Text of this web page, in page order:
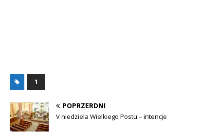
1
POPRZERDNI
V niedziela Wielkiego Postu – intencje